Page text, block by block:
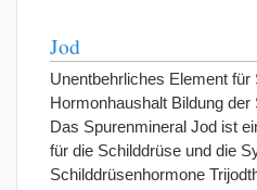
Jod
Unentbehrliches Element für
Hormonhaushalt Bildung
Das Spurenmineral Jod ist
für die Schilddrüse und die
Schilddrüsenhormone